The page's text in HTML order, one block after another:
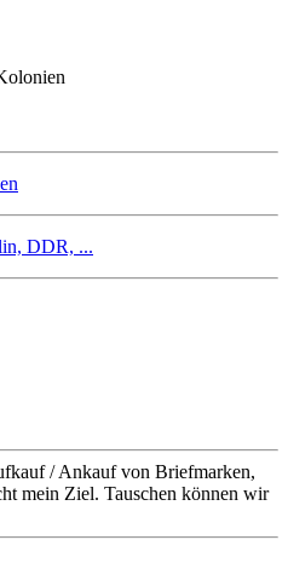
DDR, ...
/ Ankauf von Briefmarken,
mein Ziel. Tauschen können wir